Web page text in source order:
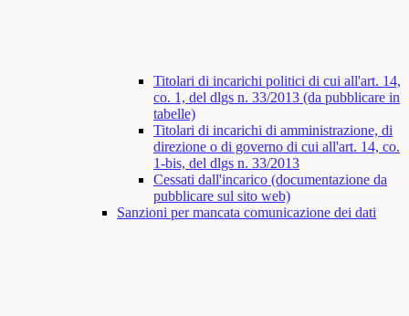
Titolari di incarichi politici di cui all'art. 14,
co. 1, del dlgs n. 33/2013 (da pubblicare in
tabelle)
Titolari di incarichi di amministrazione, di
direzione o di governo di cui all'art. 14, co.
1-bis, del dlgs n. 33/2013
Cessati dall'incarico (documentazione da
pubblicare sul sito web)
Sanzioni per mancata comunicazione dei dati